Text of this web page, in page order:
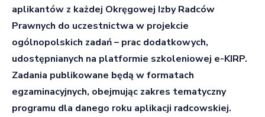
aplikantów z każdej Okręgowej Izby Radców
Prawnych do uczestnictwa w projekcie
ogólnopolskich zadań – prac dodatkowych,
udostępnianych na platformie szkoleniowej e-KIRP.
Zadania publikowane będą w formatach
egzaminacyjnych, obejmując zakres tematyczny
programu dla danego roku aplikacji radcowskiej.